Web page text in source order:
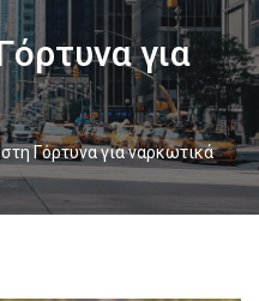
για
Γόρτυνα για ναρκωτικά